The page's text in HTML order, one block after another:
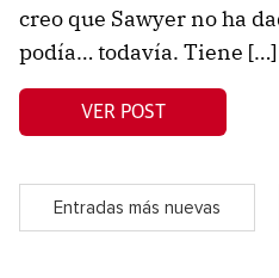
creo que Sawyer no ha
podía… todavía. Tiene […]
VER POST
Entradas más nuevas